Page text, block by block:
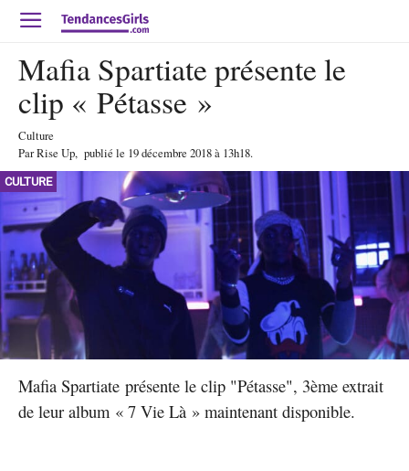
Mafia Spartiate présente le
clip « Pétasse »
Culture
ParRise Up, publié le 19 décembre 2018à 13h18.
CULTURE
Mafia Spartiate présente le clip "Pétasse", 3ème extrait
de leur album « 7 Vie Là » maintenant disponible.